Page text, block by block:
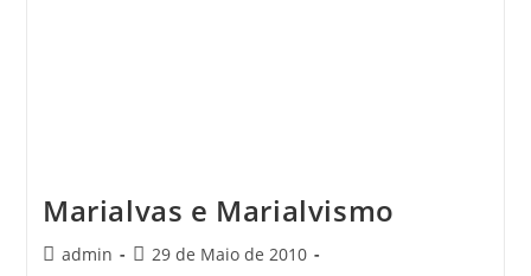
Marialvas e Marialvismo
Postadmin
Post29 de Maio de 2010